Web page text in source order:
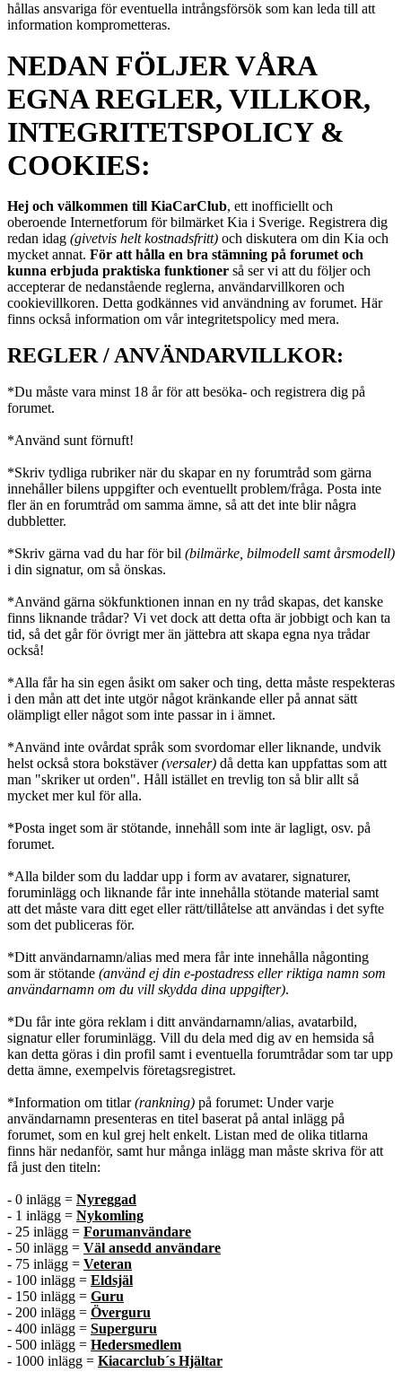
hållas ansvariga för eventuella intrångsförsök som kan leda till att
information komprometteras.
NEDAN FÖLJER VÅRA
EGNA REGLER, VILLKOR,
INTEGRITETSPOLICY &
COOKIES:
Hej och välkommen till KiaCarClub, ett inofficiellt och
oberoende Internetforum för bilmärket Kia i Sverige. Registrera dig
redan idag (givetvis helt kostnadsfritt) och diskutera om din Kia och
mycket annat. För att hålla en bra stämning på forumet och
kunna erbjuda praktiska funktioner så ser vi att du följer och
accepterar de nedanstående reglerna, användarvillkoren och
cookievillkoren. Detta godkännes vid användning av forumet. Här
finns också information om vår integritetspolicy med mera.
REGLER / ANVÄNDARVILLKOR:
*Du måste vara minst 18 år för att besöka- och registrera dig på
forumet.
*Använd sunt förnuft!
*Skriv tydliga rubriker när du skapar en ny forumtråd som gärna
innehåller bilens uppgifter och eventuellt problem/fråga. Posta inte
fler än en forumtråd om samma ämne, så att det inte blir några
dubbletter.
*Skriv gärna vad du har för bil (bilmärke, bilmodell samt årsmodell)
i din signatur, om så önskas.
*Använd gärna sökfunktionen innan en ny tråd skapas, det kanske
finns liknande trådar? Vi vet dock att detta ofta är jobbigt och kan ta
tid, så det går för övrigt mer än jättebra att skapa egna nya trådar
också!
*Alla får ha sin egen åsikt om saker och ting, detta måste respekteras
i den mån att det inte utgör något kränkande eller på annat sätt
olämpligt eller något som inte passar in i ämnet.
*Använd inte ovårdat språk som svordomar eller liknande, undvik
helst också stora bokstäver(versaler) då detta kan uppfattas som att
man "skriker ut orden". Håll istället en trevlig ton så blir allt så
mycket mer kul för alla.
*Posta inget som är stötande, innehåll som inte är lagligt, osv. på
forumet.
*Alla bilder som du laddar upp i form av avatarer, signaturer,
foruminlägg och liknande får inte innehålla stötande material samt
att det måste vara ditt eget eller rätt/tillåtelse att användas i det syfte
som det publiceras för.
*Ditt användarnamn/alias med mera får inte innehålla någonting
som är stötande (använd ej din e-postadress eller riktiga namn som
användarnamn om du vill skydda dina uppgifter).
*Du får inte göra reklam i ditt användarnamn/alias, avatarbild,
signatur eller foruminlägg. Vill du dela med dig av en hemsida så
kan detta göras i din profil samt i eventuella forumtrådar som tar upp
detta ämne, exempelvis företagsregistret.
*Information om titlar(rankning) på forumet: Under varje
användarnamn presenteras en titel baserat på antal inlägg på
forumet, som en kul grej helt enkelt. Listan med de olika titlarna
finns här nedanför, samt hur många inlägg man måste skriva för att
få just den titeln:
- 0 inlägg = Nyreggad
- 1 inlägg = Nykomling
- 25 inlägg = Forumanvändare
- 50 inlägg = Väl ansedd användare
- 75 inlägg = Veteran
- 100 inlägg = Eldsjäl
- 150 inlägg = Guru
- 200 inlägg = Överguru
- 400 inlägg = Superguru
- 500 inlägg = Hedersmedlem
- 1000 inlägg = Kiacarclub´s Hjältar